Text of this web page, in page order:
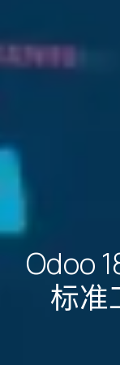
Odoo
标准